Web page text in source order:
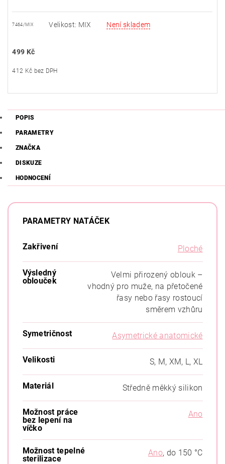
7464/MIX Velikost: MIX Není skladem
499 Kč
412 Kč bez DPH
POPIS
PARAMETRY
ZNAČKA
DISKUZE
HODNOCENÍ
PARAMETRY NATÁČEK
Zakřivení Ploché
Výsledný
oblouček
Velmi přirozený oblouk –
vhodný pro muže, na přetočené
řasy nebo řasy rostoucí
směrem vzhůru
Symetričnost Asymetrické anatomické
Velikosti S, M, XM, L, XL
Materiál Středně měkký silikon
Možnost práce
bez lepení na
víčko
Ano
Možnost tepelné
sterilizace
Ano, do 150 °C